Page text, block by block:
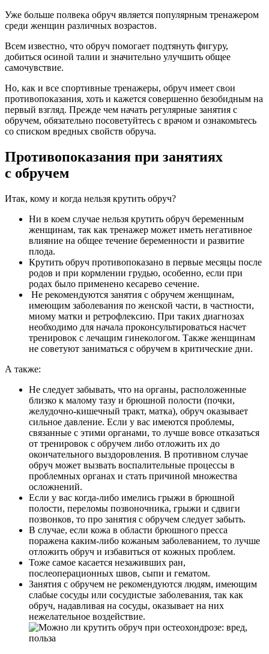
Уже больше полвека обруч является популярным тренажером
среди женщин различных возрастов.
Всем известно, что обруч помогает подтянуть фигуру,
добиться осиной талии и значительно улучшить общее
самочувствие.
Но, как и все спортивные тренажеры, обруч имеет свои
противопоказания, хоть и кажется совершенно безобидным на
первый взгляд. Прежде чем начать регулярные занятия с
обручем, обязательно посоветуйтесь с врачом и ознакомьтесь
со списком вредных свойств обруча.
Противопоказания при занятиях
с обручем
Итак, кому и когда нельзя крутить обруч?
Ни в коем случае нельзя крутить обруч беременным
женщинам, так как тренажер может иметь негативное
влияние на общее течение беременности и развитие
плода.
Крутить обруч противопоказано в первые месяцы после
родов и при кормлении грудью, особенно, если при
родах было применено кесарево сечение.
Не рекомендуются занятия с обручем женщинам,
имеющим заболевания по женской части, в частности,
миому матки и ретрофлексию. При таких диагнозах
необходимо для начала проконсультироваться насчет
тренировок с лечащим гинекологом. Также женщинам
не советуют заниматься с обручем в критические дни.
А также:
Не следует забывать, что на органы, расположенные
близко к малому тазу и брюшной полости (почки,
желудочно-кишечный тракт, матка), обруч оказывает
сильное давление. Если у вас имеются проблемы,
связанные с этими органами, то лучше вовсе отказаться
от тренировок с обручем либо отложить их до
окончательного выздоровления. В противном случае
обруч может вызвать воспалительные процессы в
проблемных органах и стать причиной множества
осложнений.
Если у вас когда-либо имелись грыжи в брюшной
полости, переломы позвоночника, грыжи и сдвиги
позвонков, то про занятия с обручем следует забыть.
В случае, если кожа в области брюшного пресса
поражена каким-либо кожаным заболеванием, то лучше
отложить обруч и избавиться от кожных проблем.
Тоже самое касается незаживших ран,
послеоперационных швов, сыпи и гематом.
Занятия с обручем не рекомендуются людям, имеющим
слабые сосуды или сосудистые заболевания, так как
обруч, надавливая на сосуды, оказывает на них
нежелательное воздействие.